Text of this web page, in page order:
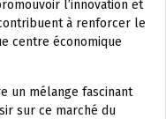
l’innovation et
à renforcer le
centre économique
un mélange fascinant
sur ce marché du